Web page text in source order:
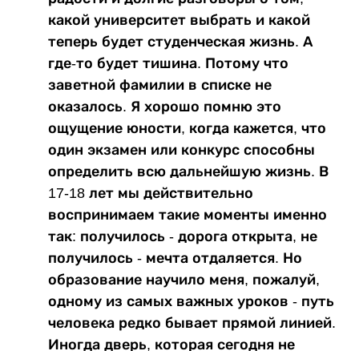
какой университет выбрать и какой
теперь будет студенческая жизнь. А
где-то будет тишина. Потому что
заветной фамилии в списке не
оказалось. Я хорошо помню это
ощущение юности, когда кажется, что
один экзамен или конкурс способны
определить всю дальнейшую жизнь. В
17-18 лет мы действительно
воспринимаем такие моменты именно
так: получилось - дорога открыта, не
получилось - мечта отдаляется. Но
образование научило меня, пожалуй,
одному из самых важных уроков - путь
человека редко бывает прямой линией.
Иногда дверь, которая сегодня не